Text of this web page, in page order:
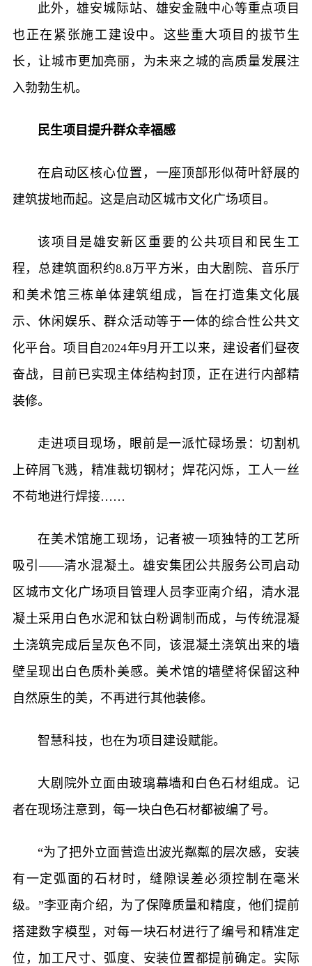
此外，雄安城际站、雄安金融中心等重点项目
也正在紧张施工建设中。这些重大项目的拔节生
长，让城市更加亮丽，为未来之城的高质量发展注
入勃勃生机。
民生项目提升群众幸福感
在启动区核心位置，一座顶部形似荷叶舒展的
建筑拔地而起。这是启动区城市文化广场项目。
该项目是雄安新区重要的公共项目和民生工
程，总建筑面积约8.8万平方米，由大剧院、音乐厅
和美术馆三栋单体建筑组成，旨在打造集文化展
示、休闲娱乐、群众活动等于一体的综合性公共文
化平台。项目自2024年9月开工以来，建设者们昼夜
奋战，目前已实现主体结构封顶，正在进行内部精
装修。
走进项目现场，眼前是一派忙碌场景：切割机
上碎屑飞溅，精准裁切钢材；焊花闪烁，工人一丝
不苟地进行焊接……
在美术馆施工现场，记者被一项独特的工艺所
吸引——清水混凝土。雄安集团公共服务公司启动
区城市文化广场项目管理人员李亚南介绍，清水混
凝土采用白色水泥和钛白粉调制而成，与传统混凝
土浇筑完成后呈灰色不同，该混凝土浇筑出来的墙
壁呈现出白色质朴美感。美术馆的墙壁将保留这种
自然原生的美，不再进行其他装修。
智慧科技，也在为项目建设赋能。
大剧院外立面由玻璃幕墙和白色石材组成。记
者在现场注意到，每一块白色石材都被编了号。
“为了把外立面营造出波光粼粼的层次感，安装
有一定弧面的石材时，缝隙误差必须控制在毫米
级。”李亚南介绍，为了保障质量和精度，他们提前
搭建数字模型，对每一块石材进行了编号和精准定
位，加工尺寸、弧度、安装位置都提前确定。实际